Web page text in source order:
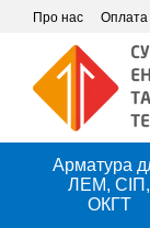
Перейти до
Про нас Оплата
Арматура
ЛЕМ, СІП,
ОКГТ